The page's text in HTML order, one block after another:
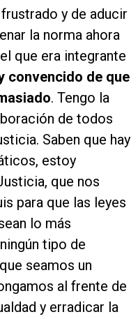
y de aducir
la norma ahora
que era integrante
convencido de que
. Tengo la
de todos
Saben que hay
estoy
que nos
para que las leyes
lo más
tipo de
seamos un
al frente de
y erradicar la